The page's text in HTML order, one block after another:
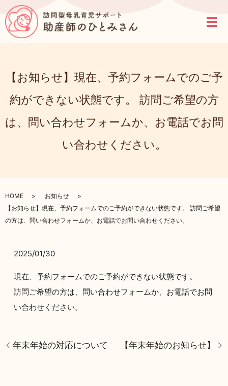
【お知らせ】現在、予約フォームでのご予
約ができない状態です。 訪問ご希望の方
は、問い合わせフォームか、お電話でお問
い合わせください。
HOME
お知らせ
【お知らせ】現在、予約フォームでのご予約ができない状態です。 訪問ご希望
の方は、問い合わせフォームか、お電話でお問い合わせください。
2025/01/30
現在、予約フォームでのご予約ができない状態です。
訪問ご希望の方は、問い合わせフォームか、お電話でお問
い合わせください。
年末年始の対応について 【年末年始のお知らせ】